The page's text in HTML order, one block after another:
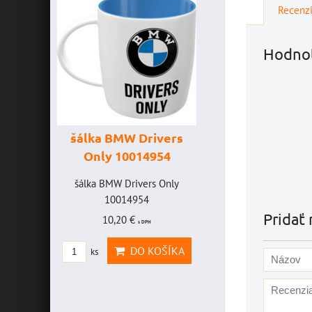
Pridať
šálka BMW Drivers
Only 10014954
šálka BMW Drivers Only
10014954
10,20 € s DPH
ks DO KOŠÍKA
19,46 €s DPH
DO